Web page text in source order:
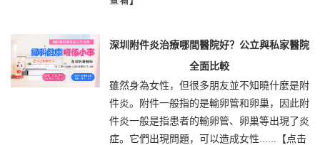
深圳附件炎治療哪間醫院好？公立與私家醫院
全面比較
雖然身為女性，但很多朋友並不知曉什麼是附
件炎。附件一般指的是輸卵管和卵巢，因此附
件炎一般是指患者的輸卵管、卵巢等出現了炎
症。它們出現問題，可以造成女性......
【点击